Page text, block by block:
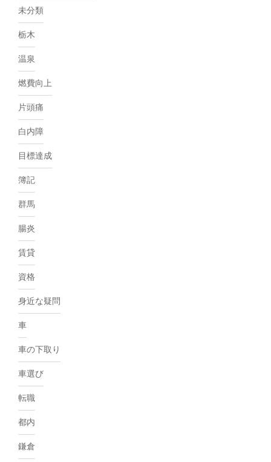
未分類
栃木
温泉
燃費向上
片頭痛
白内障
目標達成
簿記
群馬
腸炎
賃貸
資格
身近な疑問
車
車の下取り
車選び
転職
都内
鎌倉